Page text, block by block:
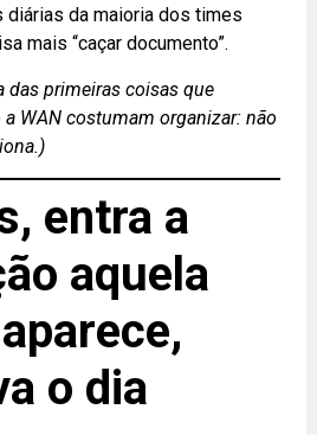
diárias da maioria dos times
mais “caçar documento”.
das primeiras coisas que
WAN costumam organizar: não
entra a
aquela
o dia